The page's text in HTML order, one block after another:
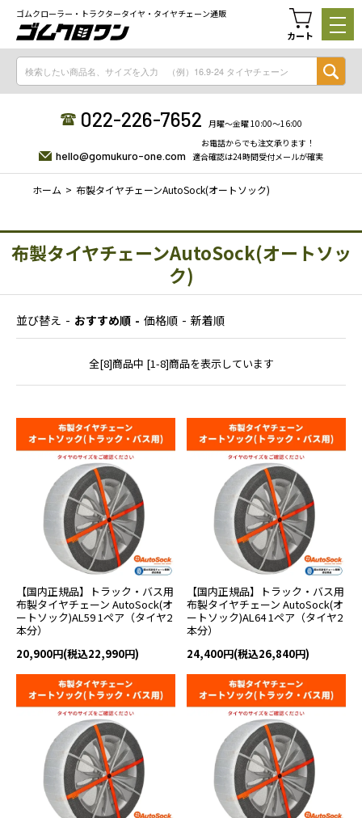
ゴムクローラー・トラクタータイヤ・タイヤチェーン通販
カート
022-226-7652 月曜〜金曜 10:00〜16:00
hello@gomukuro-one.com
お電話からでも注文承ります！
適合確認は24時間受付メールが確実
ホーム 布製タイヤチェーンAutoSock(オートソック)
布製タイヤチェーンAutoSock(オートソッ
ク)
並び替え おすすめ順 価格順 新着順
全[8]商品中 [1-8]商品を表示しています
【国内正規品】トラック・バス用
布製タイヤチェーン AutoSock(オ
ートソック)AL59 1ペア（タイヤ2
本分）
20,900円(税込22,990円)
【国内正規品】トラック・バス用
布製タイヤチェーン AutoSock(オ
ートソック)AL64 1ペア（タイヤ2
本分）
24,400円(税込26,840円)